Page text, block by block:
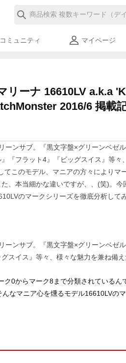
コミュニティ マイページ
リーナ 16610LV a.k.a
2016/6 掲載
ーンサブ。『黒文字盤×グリーンベゼ
『フラット4』『ビッグスイス』等々
このモデル、マニアの方々によりマ
、本当細かな違いですが、、(笑)。今
のマークシリーズを徹底分析して
ーンサブ。『黒文字盤×グリーンベゼ
スイス』等々、様々な魅力を兼ね備え
ク0からマーク8まで分類されている
なマニア心を燻るモデル16610LVの